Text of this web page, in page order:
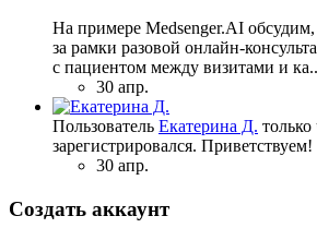
На примере Medsenger.AI
за рамки разовой онлайн-
с пациентом между визитами и
30 апр.
Пользователь Екатерина Д. только
зарегистрировался. Приветствуем!
30 апр.
Создать аккаунт